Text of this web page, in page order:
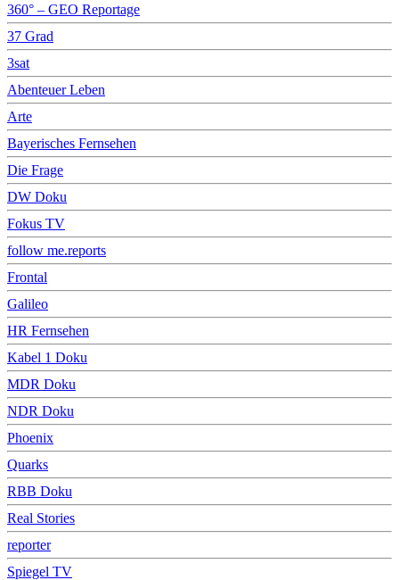
360° – GEO Reportage
37 Grad
3sat
Abenteuer Leben
Arte
Bayerisches Fernsehen
Die Frage
DW Doku
Fokus TV
follow me.reports
Frontal
Galileo
HR Fernsehen
Kabel 1 Doku
MDR Doku
NDR Doku
Phoenix
Quarks
RBB Doku
Real Stories
reporter
Spiegel TV